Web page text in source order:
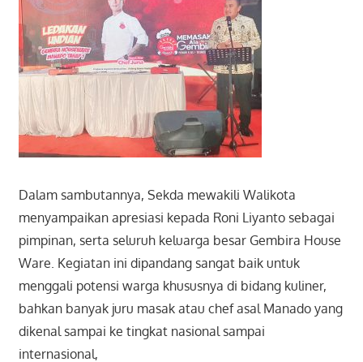
Dalam sambutannya, Sekda mewakili Walikota
menyampaikan apresiasi kepada Roni Liyanto sebagai
pimpinan, serta seluruh keluarga besar Gembira House
Ware. Kegiatan ini dipandang sangat baik untuk
menggali potensi warga khususnya di bidang kuliner,
bahkan banyak juru masak atau chef asal Manado yang
dikenal sampai ke tingkat nasional sampai
internasional,